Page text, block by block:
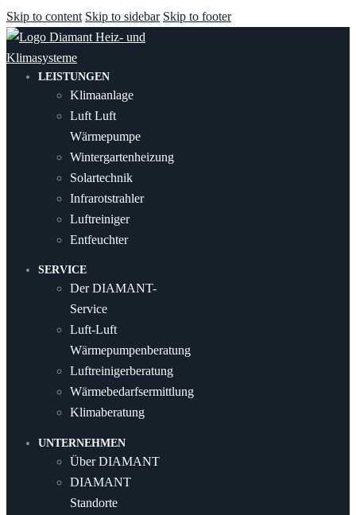
Skip to content Skip to sidebar Skip to footer
LEISTUNGEN
Klimaanlage
Luft Luft
Wärmepumpe
Wintergartenheizung
Solartechnik
Infrarotstrahler
Luftreiniger
Entfeuchter
SERVICE
Der DIAMANT-
Service
Luft-Luft
Wärmepumpenberatung
Luftreinigerberatung
Wärmebedarfsermittlung
Klimaberatung
UNTERNEHMEN
Über DIAMANT
DIAMANT
Standorte